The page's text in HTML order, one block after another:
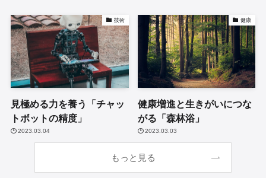
技術
見極める力を養う「チャッ
トボットの精度」
2023.03.04
健康
健康増進と生きがいにつな
がる「森林浴」
2023.03.03
もっと見る